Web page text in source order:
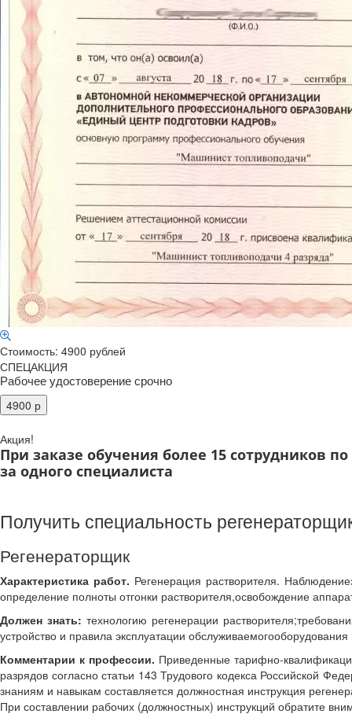
Стоимость: 4900 рублей
СПЕЦАКЦИЯ
Рабочее удостоверение срочно
Акция!
При заказе обучения более 15 сотрудников
за одного специалиста
Получить специальность
Регенераторщик
Характеристика работ. Регенерация растворителя.
определение полноты отгонки растворителя,освобождение
Должен знать: технологию регенерации
устройство и правила эксплуатации
Комментарии к профессии. Приведенные тарифно-
разрядов согласно статьи 143 Трудового кодекса Российской
знаниям и навыкам составляется должностная инструкция
При составлении рабочих (должностных) инструкций обратите